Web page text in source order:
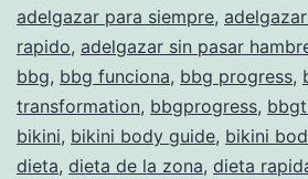
adelgazar para siempre,
rapido, adelgazar sin pasar
bbg, bbg funciona, bbg progress,
transformation, bbgprogress,
bikini, bikini body guide, bikini
dieta, dieta de la zona, dieta